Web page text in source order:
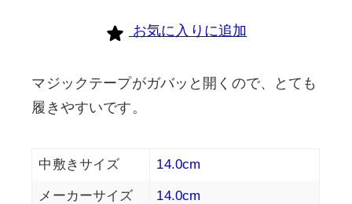
お気に入りに追加
マジックテープがガバッと開くので、とても
履きやすいです。
中敷きサイズ 14.0cm
メーカーサイズ 14.0cm